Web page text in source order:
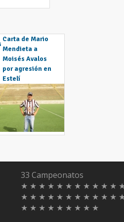
Carta de Mario
Mendieta a
Moisés Avalos
por agresión en
Estelí
33 Campeonatos
★ ★ ★ ★ ★ ★ ★ ★ ★ ★ ★
★ ★ ★ ★ ★ ★ ★ ★ ★ ★ ★
★ ★ ★ ★ ★ ★ ★ ★ ★